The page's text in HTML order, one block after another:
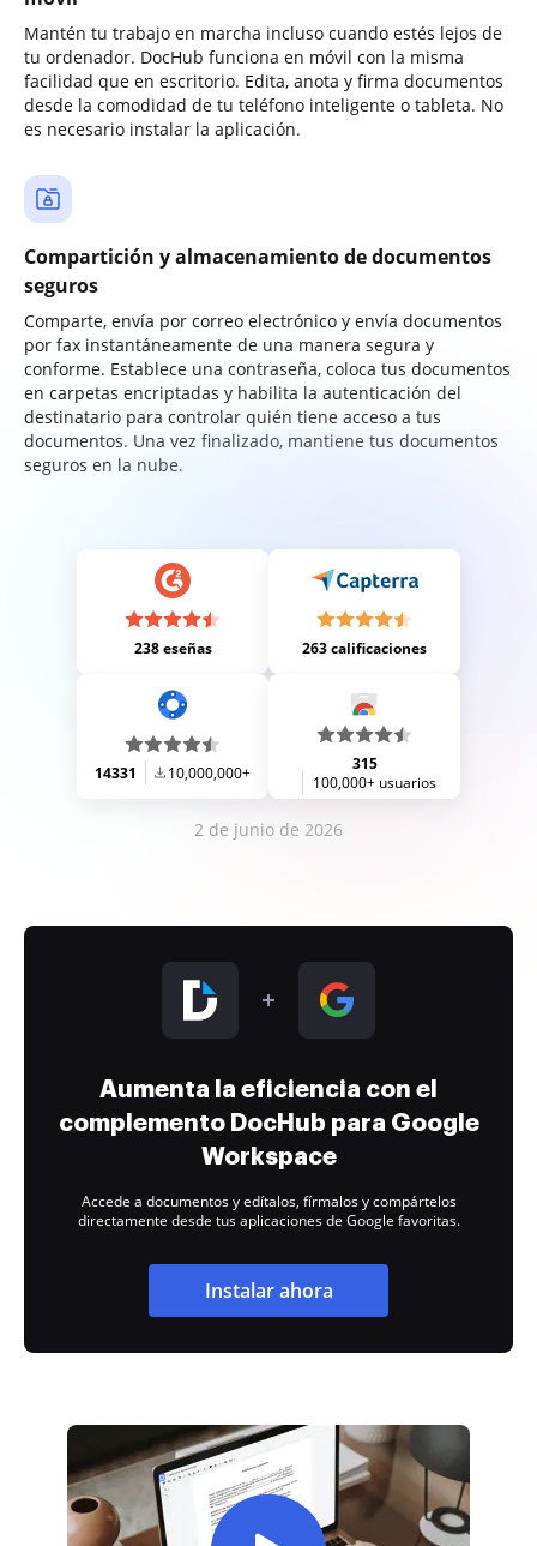
Mantén tu trabajo en marcha incluso cuando estés lejos de
tu ordenador. DocHub funciona en móvil con la misma
facilidad que en escritorio. Edita, anota y firma documentos
desde la comodidad de tu teléfono inteligente o tableta. No
es necesario instalar la aplicación.
Compartición y almacenamiento de documentos
seguros
Comparte, envía por correo electrónico y envía documentos
por fax instantáneamente de una manera segura y
conforme. Establece una contraseña, coloca tus documentos
en carpetas encriptadas y habilita la autenticación del
destinatario para controlar quién tiene acceso a tus
documentos. Una vez finalizado, mantiene tus documentos
seguros en la nube.
238 eseñas 263 calificaciones
14331 10,000,000+
315
100,000+ usuarios
2 de junio de 2026
Aumenta la eficiencia con el
complemento DocHub para Google
Workspace
Accede a documentos y edítalos, fírmalos y compártelos
directamente desde tus aplicaciones de Google favoritas.
Instalar ahora